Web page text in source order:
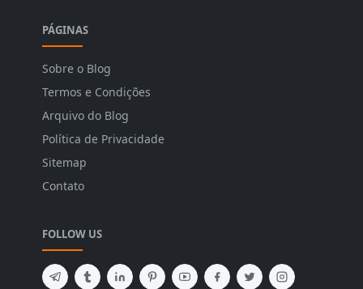
PÁGINAS
Sobre o Blog
Termos e Condições
Arquivo do Blog
Política de Privacidade
Sitemap
Contato
FOLLOW US